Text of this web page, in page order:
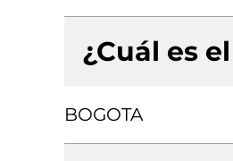
¿Cuál es
BOGOTA